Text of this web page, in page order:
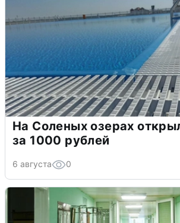
На Соленых озерах
за 1000 рублей
6 августа 0